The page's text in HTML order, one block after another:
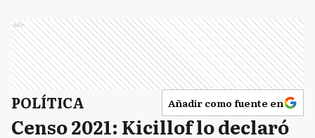
Ads
POLÍTICA Añadir como fuente en
Censo 2021: Kicillof lo declaró